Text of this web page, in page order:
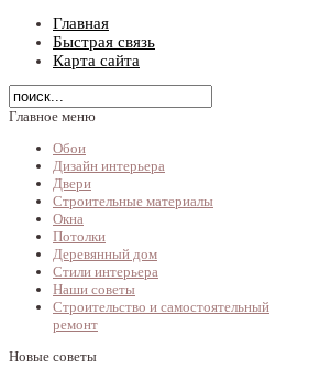
Главная
Быстрая связь
Карта сайта
Главное меню
Обои
Дизайн интерьера
Двери
Строительные материалы
Окна
Потолки
Деревянный дом
Стили интерьера
Наши советы
Строительство и самостоятельный
ремонт
Новые советы